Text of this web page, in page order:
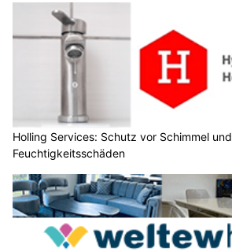
Holling Services: Schutz vor Schimmel und
Feuchtigkeitsschäden